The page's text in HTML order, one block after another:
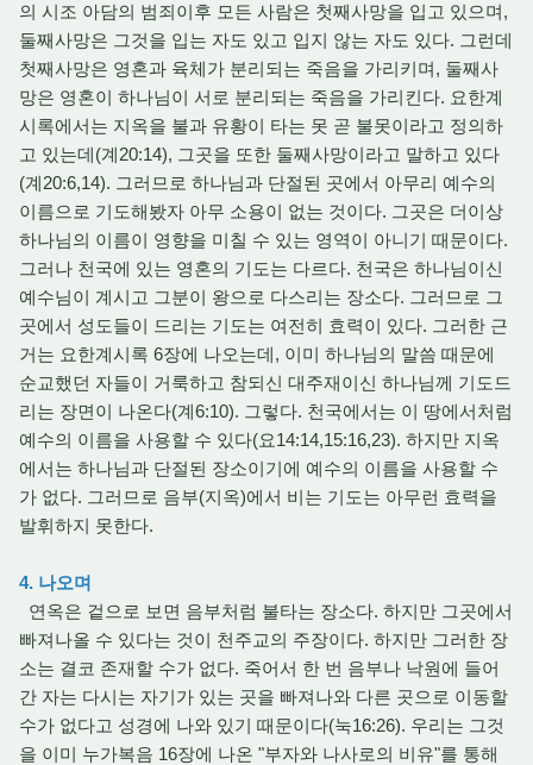
의 시조 아담의 범죄이후 모든 사람은 첫째사망을 입고 있으며,
둘째사망은 그것을 입는 자도 있고 입지 않는 자도 있다. 그런데
첫째사망은 영혼과 육체가 분리되는 죽음을 가리키며, 둘째사
망은 영혼이 하나님이 서로 분리되는 죽음을 가리킨다. 요한계
시록에서는 지옥을 불과 유황이 타는 못 곧 불못이라고 정의하
고 있는데(계20:14), 그곳을 또한 둘째사망이라고 말하고 있다
(계20:6,14). 그러므로 하나님과 단절된 곳에서 아무리 예수의
이름으로 기도해봤자 아무 소용이 없는 것이다. 그곳은 더이상
하나님의 이름이 영향을 미칠 수 있는 영역이 아니기 때문이다.
그러나 천국에 있는 영혼의 기도는 다르다. 천국은 하나님이신
예수님이 계시고 그분이 왕으로 다스리는 장소다. 그러므로 그
곳에서 성도들이 드리는 기도는 여전히 효력이 있다. 그러한 근
거는 요한계시록 6장에 나오는데, 이미 하나님의 말씀 때문에
순교했던 자들이 거룩하고 참되신 대주재이신 하나님께 기도드
리는 장면이 나온다(계6:10). 그렇다. 천국에서는 이 땅에서처럼
예수의 이름을 사용할 수 있다(요14:14,15:16,23). 하지만 지옥
에서는 하나님과 단절된 장소이기에 예수의 이름을 사용할 수
가 없다. 그러므로 음부(지옥)에서 비는 기도는 아무런 효력을
발휘하지 못한다.
4. 나오며
연옥은 겉으로 보면 음부처럼 불타는 장소다. 하지만 그곳에서
빠져나올 수 있다는 것이 천주교의 주장이다. 하지만 그러한 장
소는 결코 존재할 수가 없다. 죽어서 한 번 음부나 낙원에 들어
간 자는 다시는 자기가 있는 곳을 빠져나와 다른 곳으로 이동할
수가 없다고 성경에 나와 있기 때문이다(눅16:26). 우리는 그것
을 이미 누가복음 16장에 나온 "부자와 나사로의 비유"를 통해